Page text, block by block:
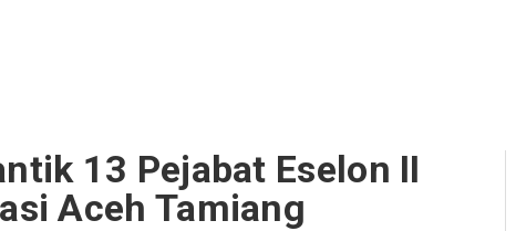
13 Pejabat Eselon II
Aceh Tamiang